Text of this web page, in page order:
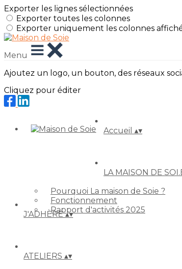
Exporter les lignes sélectionnées
Exporter toutes les colonnes
Exporter uniquement les colonnes
Menu
Ajoutez un logo, un bouton, des réseaux
Cliquez pour éditer
Accueil ▴▾
LA MAISON DE
Pourquoi La maison de Soie ?
Fonctionnement
Rapport d'activités 2025
J'ADHÈRE▴▾
ATELIERS ▴▾